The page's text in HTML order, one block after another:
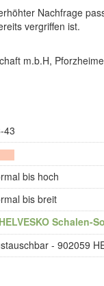
Nachfrage
vergriffen ist.
m.b.H,
43
bis hoch
bis breit
HELVESKO Schalen-
- 902059